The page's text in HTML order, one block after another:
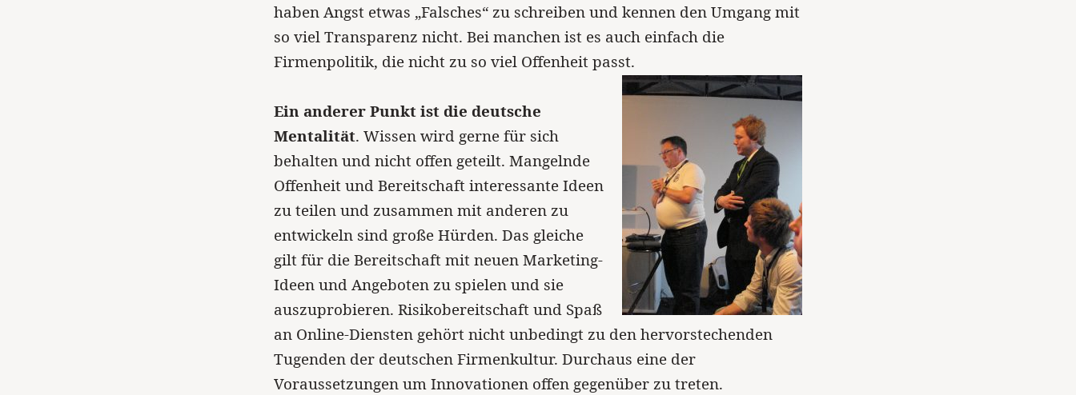
haben Angst etwas „Falsches“ zu schreiben und kennen den Umgang mit
so viel Transparenz nicht. Bei manchen ist es auch einfach die
Firmenpolitik, die nicht zu so viel Offenheit passt.
Ein anderer Punkt ist die deutsche
Mentalität. Wissen wird gerne für sich
behalten und nicht offen geteilt. Mangelnde
Offenheit und Bereitschaft interessante Ideen
zu teilen und zusammen mit anderen zu
entwickeln sind große Hürden. Das gleiche
gilt für die Bereitschaft mit neuen Marketing-
Ideen und Angeboten zu spielen und sie
auszuprobieren. Risikobereitschaft und Spaß
an Online-Diensten gehört nicht unbedingt zu den hervorstechenden
Tugenden der deutschen Firmenkultur. Durchaus eine der
Voraussetzungen um Innovationen offen gegenüber zu treten.